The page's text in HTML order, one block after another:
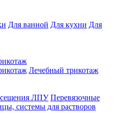
Для ванной Для кухни Для
Лечебный трикотаж
ЛПУ Перевязочные
системы для растворов